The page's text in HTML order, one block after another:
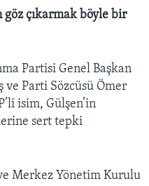
göz çıkarmak böyle bir
Partisi Genel Başkan
ve Parti Sözcüsü Ömer
isim, Gülşen’in
sert tepki
Merkez Yönetim Kurulu